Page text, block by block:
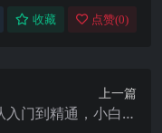
收藏 点赞(0)
上一篇
门到精通，小白也